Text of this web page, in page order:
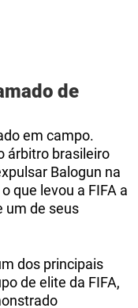
de
em campo.
árbitro brasileiro
Balogun na
que levou a FIFA a
um de seus
dos principais
de elite da FIFA,